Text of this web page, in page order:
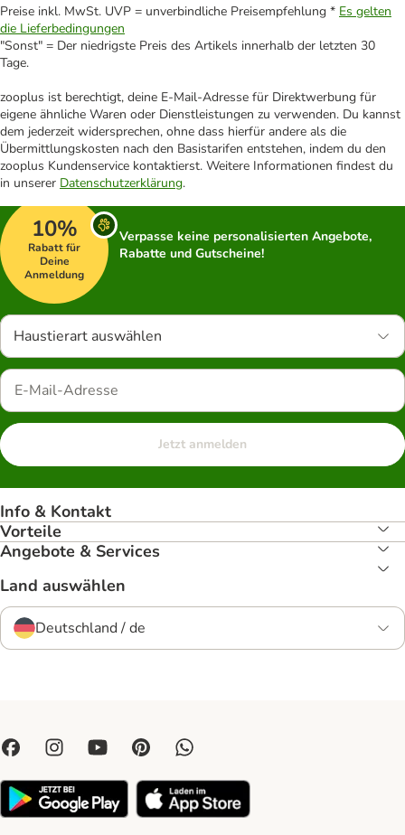
Preise inkl. MwSt. UVP = unverbindliche Preisempfehlung * Es gelten
die Lieferbedingungen
"Sonst" = Der niedrigste Preis des Artikels innerhalb der letzten 30
Tage.
zooplus ist berechtigt, deine E-Mail-Adresse für Direktwerbung für
eigene ähnliche Waren oder Dienstleistungen zu verwenden. Du kannst
dem jederzeit widersprechen, ohne dass hierfür andere als die
Übermittlungskosten nach den Basistarifen entstehen, indem du den
zooplus Kundenservice kontaktierst. Weitere Informationen findest du
in unserer Datenschutzerklärung.
10%
Rabatt für
Deine
Anmeldung
Verpasse keine personalisierten Angebote,
Rabatte und Gutscheine!
Haustierart auswählen
Jetzt anmelden
Info & Kontakt
Vorteile
Angebote & Services
Land auswählen
Deutschland / de